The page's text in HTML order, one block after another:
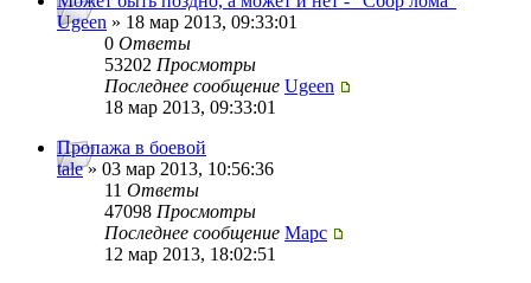
Ugeen » 18 мар 2013, 09:33:01
0 Ответы
53202 Просмотры
Последнее сообщение Ugeen
18 мар 2013, 09:33:01
Пропажа в боевой
tale» 03 мар 2013, 10:56:36
11 Ответы
47098 Просмотры
Последнее сообщение Mapc
12 мар 2013, 18:02:51